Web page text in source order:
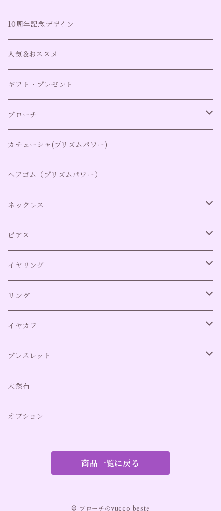
10周年記念デザイン
人気&おススメ
ギフト・プレゼント
ブローチ
ブローチ全て
ブローチ
ピンブローチ
2wayネックレストップ
2way取り外し可能チャーム
カチューシャ(プリズムパワー)
ヘアゴム（プリズムパワー）
ネックレス
ネックレス全て
ネックレス（アレルギー対応）
ピアス
ピアス全て（アレルギー対応）
イヤリング
イヤリング全て
ネジバネ式イヤリング
クリップ式イヤリング
ネジバネ式イヤリング（アレルギー対応）
リング
リング全て
リング（アレルギー対応）
イヤカフ
イヤカフ全て
イヤカフ（アレルギー対応）
ブレスレット
バングル
天然石
オプション
商品一覧に戻る
© ブローチのyucco beste